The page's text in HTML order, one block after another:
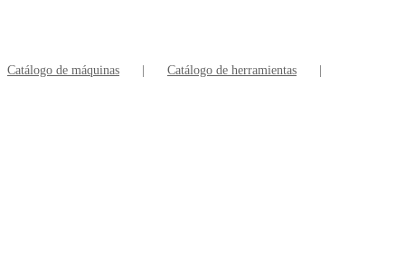
Catálogo de máquinas
Catálogo de herramientas